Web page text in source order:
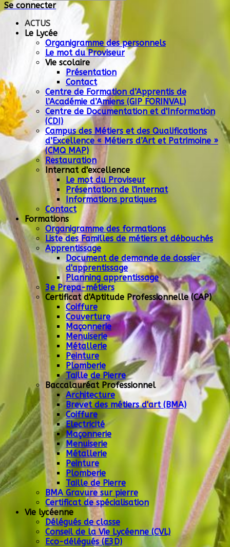
Type 2 or more
characters for results.
Se connecter
ACTUS
Le Lycée
Organigramme des personnels
Le mot du Proviseur
Vie scolaire
Présentation
Contact
Centre de Formation d’Apprentis de
l’Académie d’Amiens (GIP FORINVAL)
Centre de Documentation et d'Information
(CDI)
Campus des Métiers et des Qualifications
d’Excellence « Métiers d’Art et Patrimoine »
(CMQ MAP)
Restauration
Internat d'excellence
Le mot du Proviseur
Présentation de l'internat
Informations pratiques
Contact
Formations
Organigramme des formations
Liste des Familles de métiers et débouchés
Apprentissage
Document de demande de dossier
d'apprentissage
Planning apprentissage
3e Prepa-métiers
Certificat d'Aptitude Professionnelle (CAP)
Coiffure
Couverture
Maçonnerie
Menuiserie
Métallerie
Peinture
Plomberie
Taille de Pierre
Baccalauréat Professionnel
Architecture
Brevet des métiers d'art (BMA)
Coiffure
Electricité
Maçonnerie
Menuiserie
Métallerie
Peinture
Plomberie
Taille de Pierre
BMA Gravure sur pierre
Certificat de spécialisation
Vie lycéenne
Délégués de classe
Conseil de la Vie Lycéenne (CVL)
Eco-délégués (E3D)